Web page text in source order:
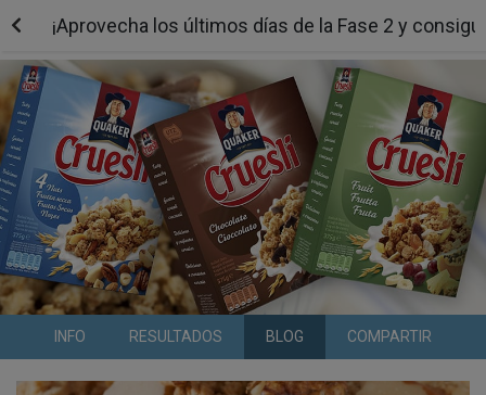
¡Aprovecha los últimos días de la Fase 2 y
INFO RESULTADOS BLOG COMPARTIR